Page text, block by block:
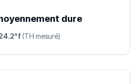
dure
(TH mesuré)